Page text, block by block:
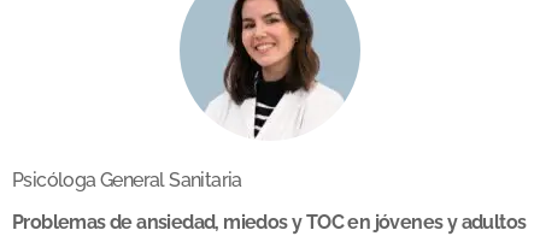
Psicóloga General Sanitaria
Problemas de ansiedad, miedos y TOC en jóvenes y adultos